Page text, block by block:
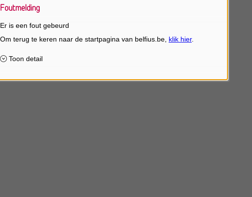
Foutmelding
Er is een fout gebeurd